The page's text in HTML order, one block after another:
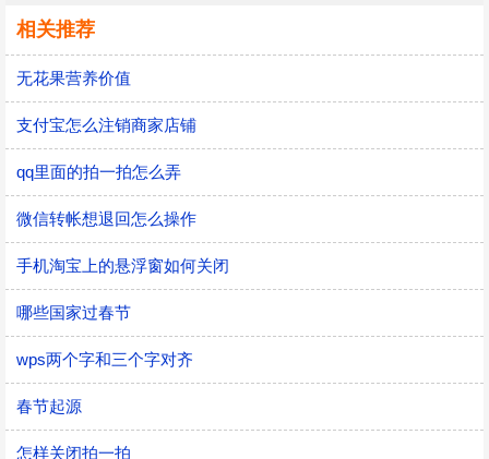
相关推荐
无花果营养价值
支付宝怎么注销商家店铺
qq里面的拍一拍怎么弄
微信转帐想退回怎么操作
手机淘宝上的悬浮窗如何关闭
哪些国家过春节
wps两个字和三个字对齐
春节起源
怎样关闭拍一拍